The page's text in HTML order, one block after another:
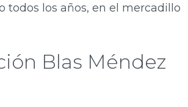
todos los años, en el mercadillo
Blas Méndez